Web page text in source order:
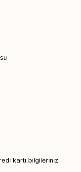
kartı bilgileriniz